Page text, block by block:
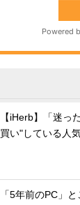
【iHerb】「迷っ
買い"している人
「5年前のPC」